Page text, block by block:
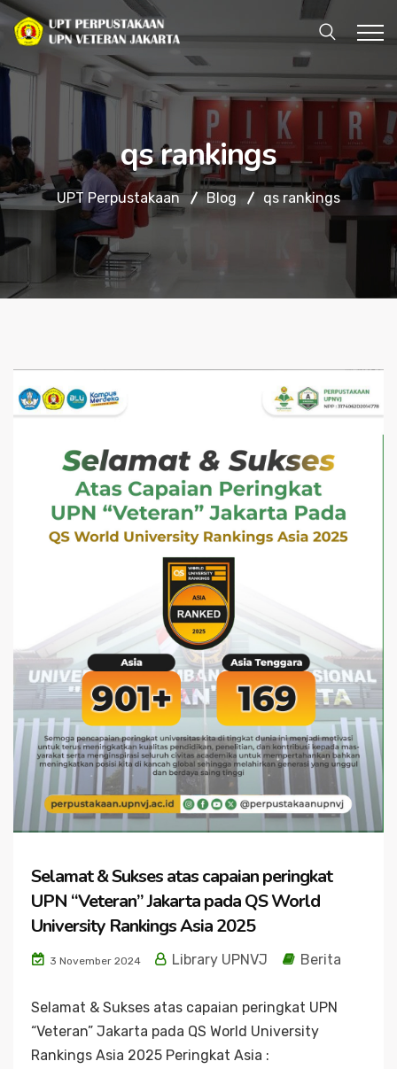
qs rankings
UPT Perpustakaan Blog qs rankings
Selamat & Sukses atas capaian peringkat
UPN “Veteran” Jakarta pada QS World
University Rankings Asia 2025
3 November 2024 Library UPNVJ Berita
Selamat & Sukses atas capaian peringkat UPN
“Veteran” Jakarta pada QS World University
Rankings Asia 2025 Peringkat Asia :